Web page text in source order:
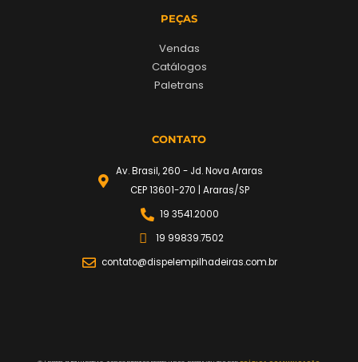
PEÇAS
Vendas
Catálogos
Paletrans
CONTATO
Av. Brasil, 260 - Jd. Nova Araras
CEP 13601-270 | Araras/SP
19 3541.2000
19 99839.7502
contato@dispelempilhadeiras.com.br